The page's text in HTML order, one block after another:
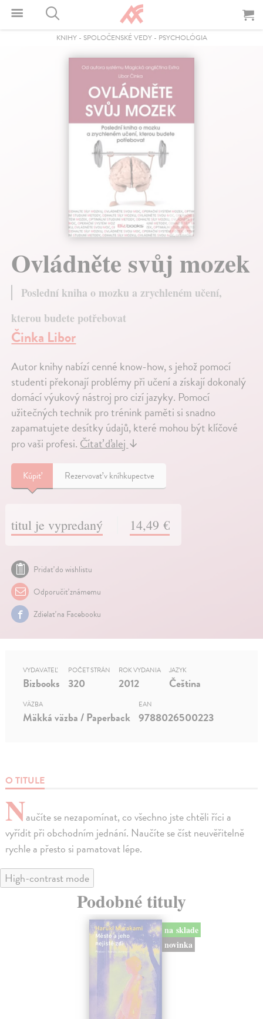
KNIHY- SPOLOČENSKÉ VEDY- PSYCHOLÓGIA
Ovládněte svůj mozek
Poslední kniha o mozku a zrychleném učení,
kterou budete potřebovat
Činka Libor
Autor knihy nabízí cenné know-how, s jehož pomocí
studenti překonají problémy při učení a získají dokonalý
domácí výukový nástroj pro cizí jazyky. Pomocí
užitečných technik pro trénink paměti si snadno
zapamatujete desítky údajů, které mohou být klíčové
pro vaši profesi. Čítať ďalej ↓
Kúpiť Rezervovať v kníhkupectve
titul je vypredaný 14,49 €
Pridať do wishlistu
Odporučiť známemu
Zdielať na Facebooku
O TITULE
Naučíte se nezapomínat, co všechno jste chtěli říci a
vyřídit při obchodním jednání. Naučíte se číst neuvěřitelně
rychle a přesto si pamatovat lépe.
VYDAVATEĽ
Bizbooks
POČET STRÁN
320
ROK VYDANIA
2012
JAZYK
Čeština
VÄZBA
Mäkká väzba / Paperback
EAN
9788026500223
High-contrast mode
Podobné tituly
na sklade
novinka